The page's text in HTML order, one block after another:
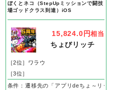
達で成果
ぼくとネコ（StepUpミッションで闘技
場ゴッドクラス到達）iOS
15,824.0円相当
ちょびリッチ
［2位］ワラウ
［3位］
条件：遷移先の「アプリdeちょ～リッ